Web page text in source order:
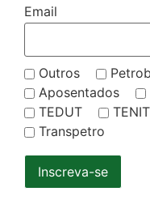
Email
Outros
Aposentados
TEDUT
TENIT
Transpetro
Inscreva-se